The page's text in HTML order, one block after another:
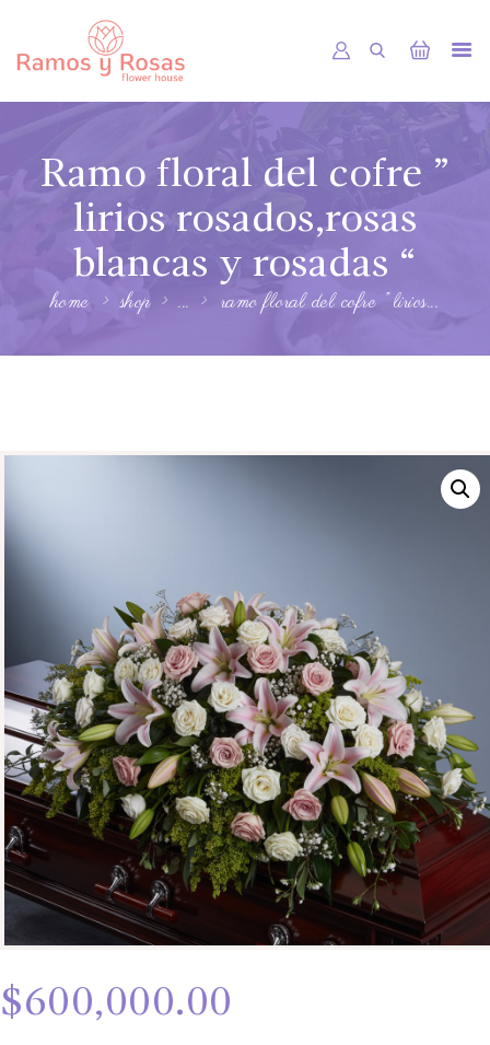
Ramo floral del cofre ”
lirios rosados,rosas
blancas y rosadas “
home shop ... ramo floral del cofre ” lirios...
TIENDA
RAMOS
OFRENDA FÚNEBRE
GALERÍA
$600,000.00